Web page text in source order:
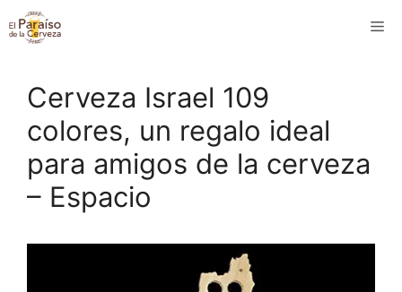
Saltar
al
Cerveza Israel 109
colores, un regalo ideal
para amigos de la cerveza
– Espacio